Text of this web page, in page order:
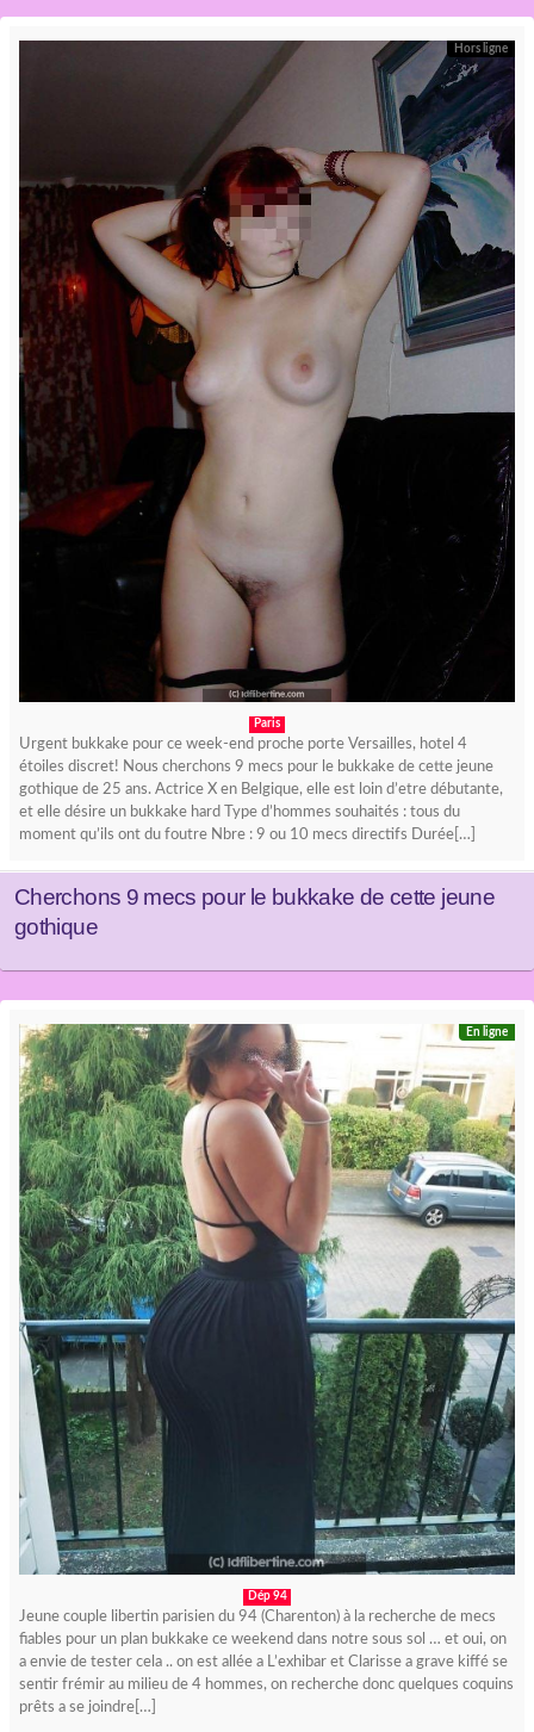
Hors ligne
Paris
Urgent bukkake pour ce week-end proche porte Versailles, hotel 4
étoiles discret! Nous cherchons 9 mecs pour le bukkake de cette jeune
gothique de 25 ans. Actrice X en Belgique, elle est loin d’etre débutante,
et elle désire un bukkake hard Type d’hommes souhaités : tous du
moment qu’ils ont du foutre Nbre : 9 ou 10 mecs directifs Durée[…]
Cherchons 9 mecs pour le bukkake de cette jeune
gothique
En ligne
Dép 94
Jeune couple libertin parisien du 94 (Charenton) à la recherche de mecs
fiables pour un plan bukkake ce weekend dans notre sous sol … et oui, on
a envie de tester cela .. on est allée a L’exhibar et Clarisse a grave kiffé se
sentir frémir au milieu de 4 hommes, on recherche donc quelques coquins
prêts a se joindre[…]